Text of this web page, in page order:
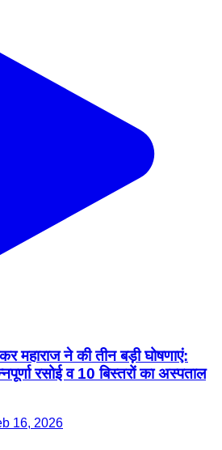
महाराज ने की तीन बड़ी घोषणाएं:
रसोई व 10 बिस्तरों का अस्पताल
16, 2026